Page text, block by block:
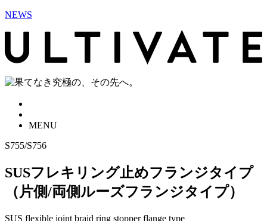
NEWS
MENU
S755/S756
SUSフレキリング止めフランジタイプ
（片側/両側ルーズフランジタイプ）
SUS flexible joint braid ring stopper flange type